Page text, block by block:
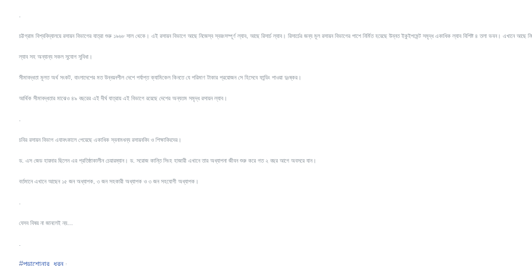
চট্টগ্রাম বিশ্ববিদ্যালয়ে রসায়ন বিভাগের যাত্রা শুরু ১৯৬৮ সাল থেকে। এই রসায়ন বিভাগে আছে নিজেস্ব স্বয়ংসম্পূর্ণ ল্যাব, আছে রিসার্চ ল্যাব। রিসার্চের জন্য মূল রসায়ন বিভাগের পাশে নির্মিত হয়েছে উন্নত ইকুইপমেন্ট সমৃদ্ধ একাধিক ল্যাব বিশিষ্ট ৪ তলা ভবন। এখানে
ল্যাব সহ অন্যান্য সকল সুযোগ সুবিধা।
সীমাবদ্ধতা মূলত অর্থ সংকট, বাংলাদেশের মত উন্নয়নশীল দেশে পর্যাপ্ত ক্যামিকেল কিনতে যে পরিমাণ টাকার প্রয়োজন সে হিসেবে ফান্ডিং পাওয়া দুঃষ্কর।
আর্থিক সীমাবদ্ধতার মাঝেও ৪৯ বছরের এই দীর্ঘ যাত্রায় এই বিভাগে রয়েছে দেশের অন্যতম সমৃদ্ধ রসায়ন ল্যাব।
চবির রসায়ন বিভাগ এযাবৎকালে পেয়েছে একাধিক স্বনামধন্য রসায়নবিদ ও শিক্ষাবিদদের।
ড. এস জেড হায়দার ছিলেন এর প্রতিষ্ঠাকালীন চেয়ারম্যান। ড. সরোজ কান্তি সিংহ হাজারী এখানে তার অধ্যাপনা জীবন শুরু করে গত ২ বছর আগে অবসরে যান।
বর্তমানে এখানে আছেন ১৫ জন অধ্যাপক, ৩ জন সহকারী অধ্যাপক ও ৩ জন সহযোগী অধ্যাপক।
যেসব বিষয় না জানলেই নয়…
#পড়াশোনার_ধরন :